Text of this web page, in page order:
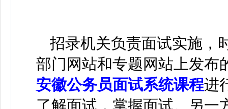
招录机关负责面试实施，
部门网站和专题网站上发布
安徽公务员面试系统课程进
了解面试，掌握面试。另一